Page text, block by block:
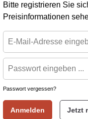
Bitte registrieren Sie
Preisinformationen
Passwort vergessen?
Anmelden Jetzt